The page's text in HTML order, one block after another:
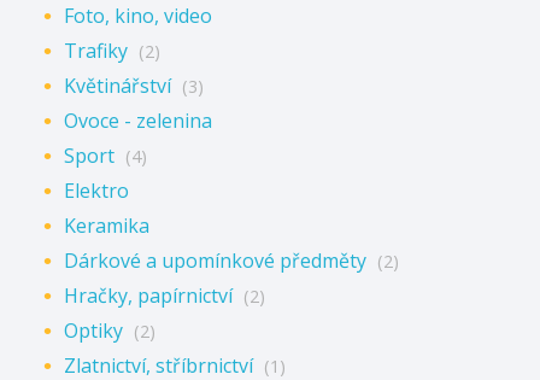
Foto, kino, video
Trafiky (2)
Květinářství (3)
Ovoce - zelenina
Sport (4)
Elektro
Keramika
Dárkové a upomínkové předměty (2)
Hračky, papírnictví (2)
Optiky (2)
Zlatnictví, stříbrnictví (1)